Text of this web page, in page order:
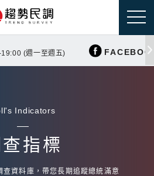
(週一至週五)
Indicators
指標
查資料庫，帶您長期追蹤總統滿意